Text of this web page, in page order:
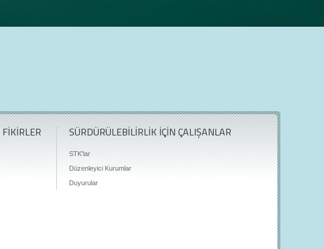
SÜRDÜRÜLEBİLİRLİK İÇİN ÇALIŞANLAR
STK'lar
Düzenleyici Kurumlar
Duyurular